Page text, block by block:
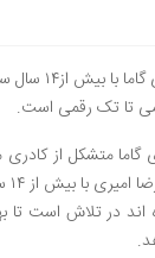
مجموعه آموزشی
تا تک رقمی است.
گاما متشکل از
در تلاش است تا